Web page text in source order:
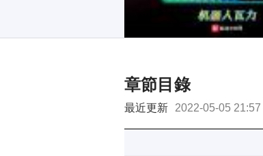
章節目錄
最近更新 2022-05-05 21:57